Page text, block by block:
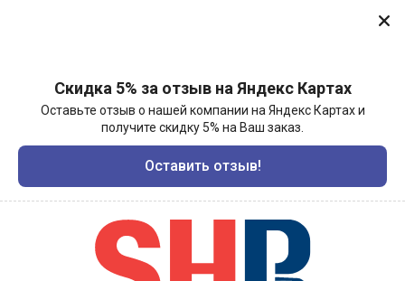
Скидка 5% за отзыв на Яндекс Картах
Оставьте отзыв о нашей компании на Яндекс Картах и
получите скидку 5% на Ваш заказ.
Оставить отзыв!